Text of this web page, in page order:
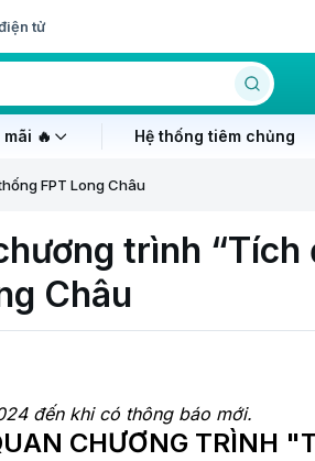
tử
🔥 Hệ thống tiêm chủng
FPT Long Châu
trình
Châu
đến khi có thông báo mới.
CHƯƠNG TRÌNH